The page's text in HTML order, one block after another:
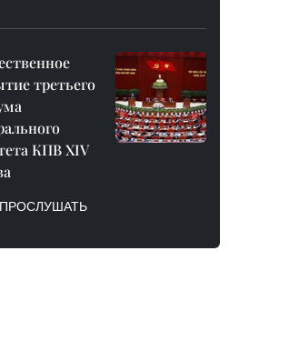
третьего
КПВ XIV
ПРОСЛУШАТЬ